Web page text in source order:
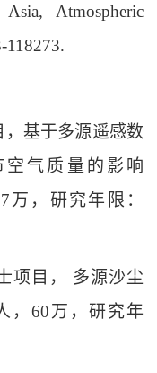
Atmospheric
118273.
基于多源遥感数
气质量的影响
万，研究年限：
项目， 多源沙尘
，60万，研究年